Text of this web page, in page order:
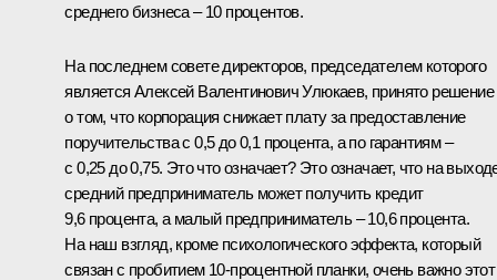
среднего бизнеса – 10 процентов.
На последнем совете директоров, председателем которого
является Алексей Валентинович Улюкаев, принято решение
о том, что корпорация снижает плату за предоставление
поручительства с 0,5 до 0,1 процента, а по гарантиям –
с 0,25 до 0,75. Это что означает? Это означает, что на
средний предприниматель может получить кредит
9,6 процента, а малый предприниматель – 10,6 процента.
На наш взгляд, кроме психологического эффекта, который
связан с пробитием 10‑процентной планки, очень важно этот